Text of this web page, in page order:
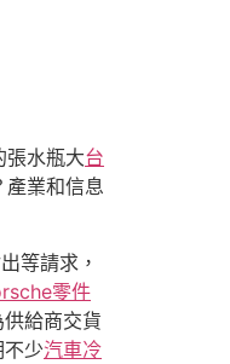
張水瓶大台
產業和信息
等請求，
零件
給商交貨
少汽車冷